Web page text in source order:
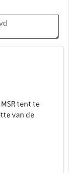
tent te
van de